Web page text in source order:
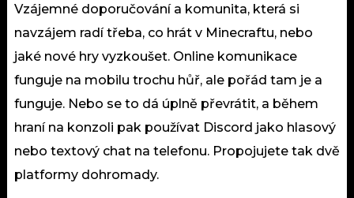
Vzájemné doporučování a komunita, která si
navzájem radí třeba, co hrát v Minecraftu, nebo
jaké nové hry vyzkoušet. Online komunikace
funguje na mobilu trochu hůř, ale pořád tam je a
funguje. Nebo se to dá úplně převrátit, a během
hraní na konzoli pak používat Discord jako hlasový
nebo textový chat na telefonu. Propojujete tak dvě
platformy dohromady.